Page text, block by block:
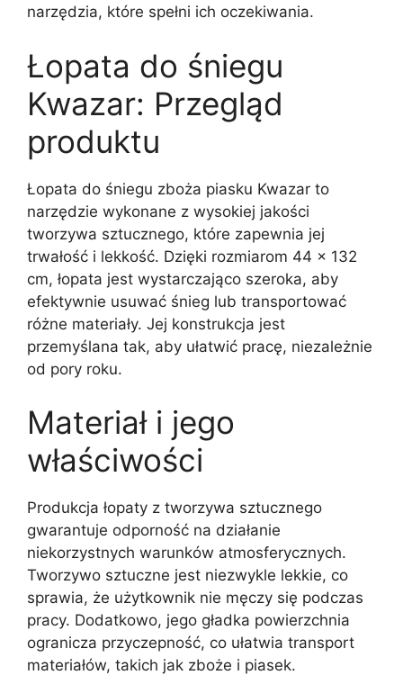
narzędzia, które spełni ich oczekiwania.
Łopata do śniegu
Kwazar: Przegląd
produktu
Łopata do śniegu zboża piasku Kwazar to
narzędzie wykonane z wysokiej jakości
tworzywa sztucznego, które zapewnia jej
trwałość i lekkość. Dzięki rozmiarom 44 x 132
cm, łopata jest wystarczająco szeroka, aby
efektywnie usuwać śnieg lub transportować
różne materiały. Jej konstrukcja jest
przemyślana tak, aby ułatwić pracę, niezależnie
od pory roku.
Materiał i jego
właściwości
Produkcja łopaty z tworzywa sztucznego
gwarantuje odporność na działanie
niekorzystnych warunków atmosferycznych.
Tworzywo sztuczne jest niezwykle lekkie, co
sprawia, że użytkownik nie męczy się podczas
pracy. Dodatkowo, jego gładka powierzchnia
ogranicza przyczepność, co ułatwia transport
materiałów, takich jak zboże i piasek.